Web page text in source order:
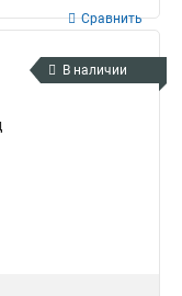
Сравнить
В наличии